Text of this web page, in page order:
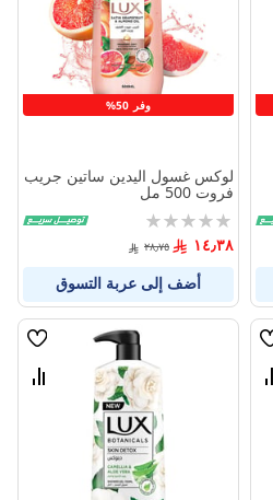
وفر 50%
لوكس غسول اليدين ساتين جريب
فروت 500 مل
Rating:
0%
١٤٫٣٨ ٢٨٫٧٥
أضف إلى عربة التسوق
قائمة
قارن
قائمة
قارن